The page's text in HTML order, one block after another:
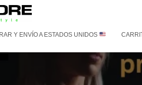
Y ENVÍO A ESTADOS UNIDOS